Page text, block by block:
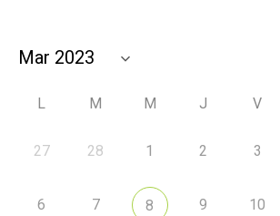
L M M J V
27 28 1 2 3
6 7 8 9 10